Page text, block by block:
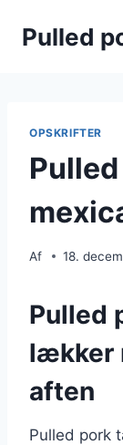
Pulled
OPSKRIFTER
Af 18.
Pulled
lækker
aften
Pulled pork